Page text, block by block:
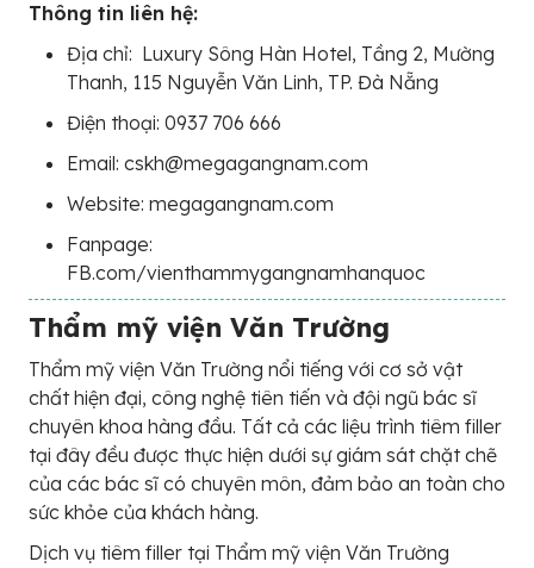
Thông tin liên hệ:
Địa chỉ: Luxury Sông Hàn Hotel, Tầng 2, Mường
Thanh, 115 Nguyễn Văn Linh, TP. Đà Nẵng
Điện thoại: 0937 706 666
Email: cskh@megagangnam.com
Website: megagangnam.com
Fanpage:
FB.com/vienthammygangnamhanquoc
Thẩm mỹ viện Văn Trường
Thẩm mỹ viện Văn Trường nổi tiếng với cơ sở vật
chất hiện đại, công nghệ tiên tiến và đội ngũ bác sĩ
chuyên khoa hàng đầu. Tất cả các liệu trình tiêm filler
tại đây đều được thực hiện dưới sự giám sát chặt chẽ
của các bác sĩ có chuyên môn, đảm bảo an toàn cho
sức khỏe của khách hàng.
Dịch vụ tiêm filler tại Thẩm mỹ viện Văn Trường